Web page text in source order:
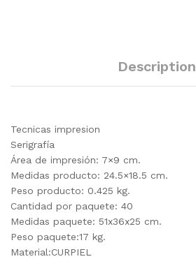
Description
Tecnicas impresion
Serigrafía
Área de impresión: 7×9 cm.
Medidas producto: 24.5×18.5 cm.
Peso producto: 0.425 kg.
Cantidad por paquete: 40
Medidas paquete: 51x36x25 cm.
Peso paquete:17 kg.
Material:CURPIEL